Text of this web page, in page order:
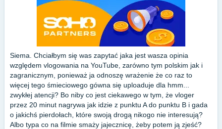
Siema. Chciałbym się was zapytać jaka jest wasza opinia
względem vlogowania na YouTube, zarówno tym polskim jak i
zagranicznym, ponieważ ja odnoszę wrażenie że co raz to
więcej tego śmieciowego gówna się uploaduje dla hmm...
zwykłej atencji? Bo niby co jest ciekawego w tym, że vloger
przez 20 minut nagrywa jak idzie z punktu A do punktu B i gada
o jakichś pierdołach, które swoją drogą nikogo nie interesują?
Albo typa co na filmie smaży jajecznicę, żeby potem ją zjeść?